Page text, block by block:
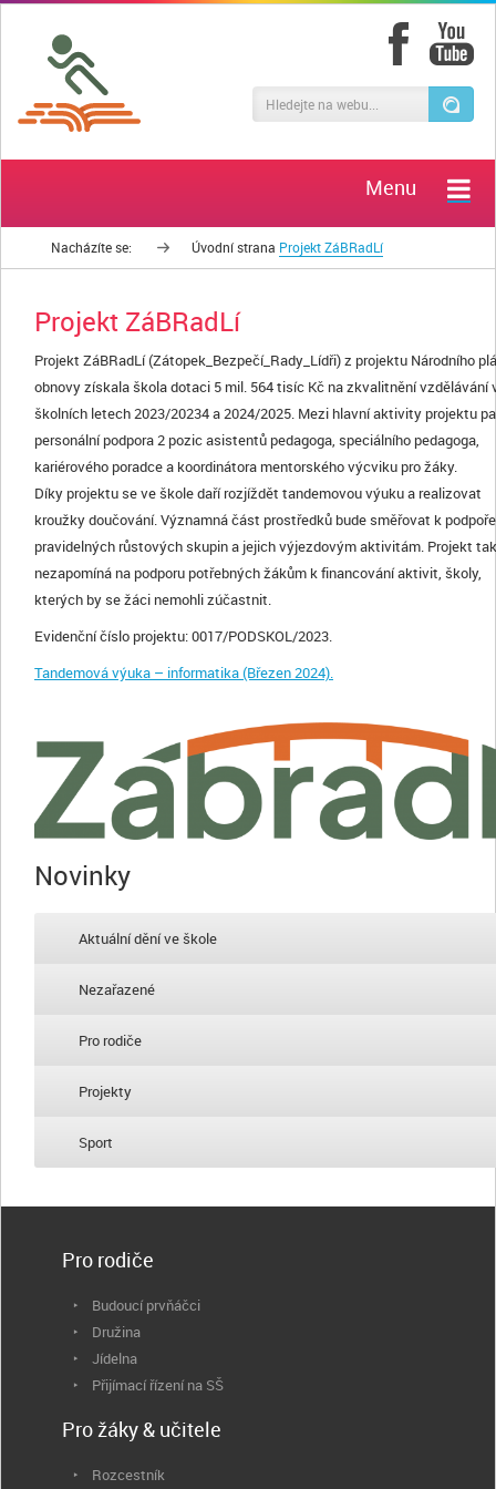
Menu
Nacházíte se: Úvodní strana Projekt ZáBRadLí
Projekt ZáBRadLí
Projekt ZáBRadLí (Zátopek_Bezpečí_Rady_Lídři) z projektu Národního
obnovy získala škola dotaci 5 mil. 564 tisíc Kč na zkvalitnění vzdělávání
školních letech 2023/20234 a 2024/2025. Mezi hlavní aktivity projektu
personální podpora 2 pozic asistentů pedagoga, speciálního pedagoga,
kariérového poradce a koordinátora mentorského výcviku pro žáky.
Díky projektu se ve škole daří rozjíždět tandemovou výuku a realizovat
kroužky doučování. Významná část prostředků bude směřovat k podpoře
pravidelných růstových skupin a jejich výjezdovým aktivitám. Projekt
nezapomíná na podporu potřebných žákům k financování aktivit, školy,
kterých by se žáci nemohli zúčastnit.
Evidenční číslo projektu: 0017/PODSKOL/2023.
Tandemová výuka – informatika (Březen 2024).
Novinky
Aktuální dění ve škole
Nezařazené
Pro rodiče
Projekty
Sport
Pro rodiče
Budoucí prvňáčci
Družina
Jídelna
Přijímací řízení na SŠ
Pro žáky & učitele
Rozcestník